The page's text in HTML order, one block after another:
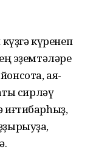
күренеп
эҙемтәләре
аяҡ-
сирләү
иғтибарһыҙ,